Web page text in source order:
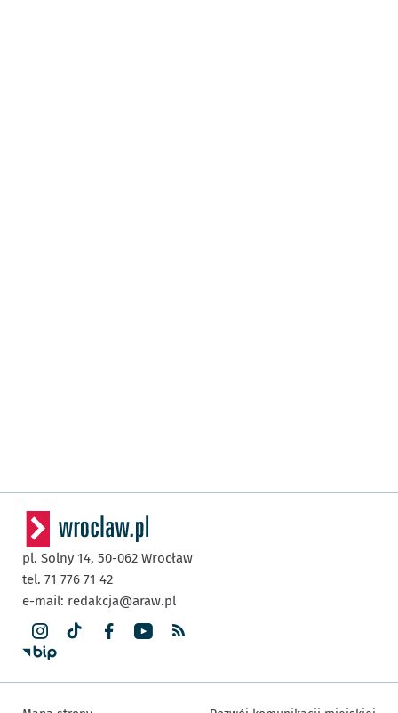
pl. Solny 14, 50-062 Wrocław
tel. 71 776 71 42
e-mail: redakcja@araw.pl